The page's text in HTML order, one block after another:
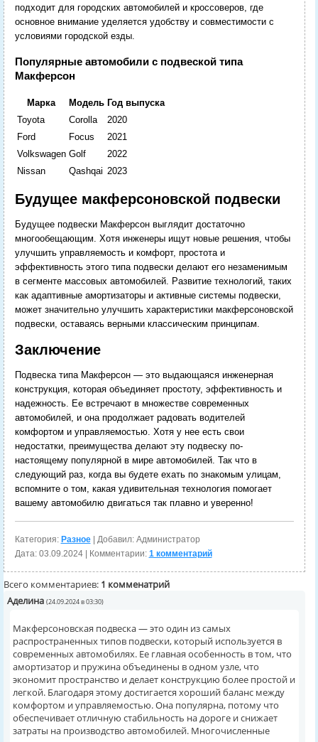
подходит для городских автомобилей и кроссоверов, где
основное внимание уделяется удобству и совместимости с
условиями городской езды.
Популярные автомобили с подвеской типа
Макферсон
Марка Модель Год выпуска
Toyota
Corolla
2020
Ford
Focus
2021
Volkswagen Golf
2022
Nissan
Qashqai 2023
Будущее макферсоновской подвески
Будущее подвески Макферсон выглядит достаточно
многообещающим. Хотя инженеры ищут новые решения, чтобы
улучшить управляемость и комфорт, простота и
эффективность этого типа подвески делают его незаменимым
в сегменте массовых автомобилей. Развитие технологий, таких
как адаптивные амортизаторы и активные системы подвески,
может значительно улучшить характеристики макферсоновской
подвески, оставаясь верными классическим принципам.
Заключение
Подвеска типа Макферсон — это выдающаяся инженерная
конструкция, которая объединяет простоту, эффективность и
надежность. Ее встречают в множестве современных
автомобилей, и она продолжает радовать водителей
комфортом и управляемостью. Хотя у нее есть свои
недостатки, преимущества делают эту подвеску по-
настоящему популярной в мире автомобилей. Так что в
следующий раз, когда вы будете ехать по знакомым улицам,
вспомните о том, какая удивительная технология помогает
вашему автомобилю двигаться так плавно и уверенно!
Категория: Разное| Добавил: Администратор
Дата: 03.09.2024| Комментарии: 1 комментарий
Всего комментариев: 1 комменатрий
Аделина (24.09.2024 в 03:30)
Макферсоновская подвеска — это один из самых
распространенных типов подвески, который используется в
современных автомобилях. Ее главная особенность в том, что
амортизатор и пружина объединены в одном узле, что
экономит пространство и делает конструкцию более простой и
легкой. Благодаря этому достигается хороший баланс между
комфортом и управляемостью. Она популярна, потому что
обеспечивает отличную стабильность на дороге и снижает
затраты на производство автомобилей. Многочисленные